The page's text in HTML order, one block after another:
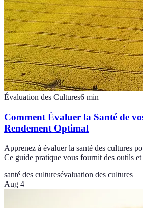
Évaluation des Cultures6 min
Comment Évaluer la Santé de
Rendement Optimal
Apprenez à évaluer la santé des cultures
Ce guide pratique vous fournit des outils et
santé des culturesévaluation des cultures
Aug 4